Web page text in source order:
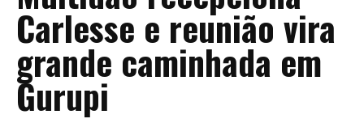
Carlesse e reunião vira
grande caminhada em
Gurupi